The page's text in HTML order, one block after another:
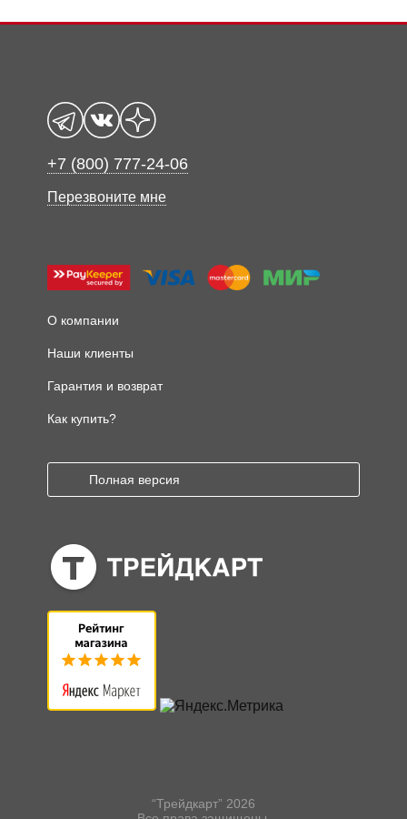
+7 (800) 777-24-06
Перезвоните мне
О компании
Наши клиенты
Гарантия и возврат
Как купить?
Полная версия
“Трейдкарт” 2026